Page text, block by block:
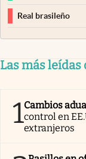
Real brasileño
Las más
1Cambios
control en
extranjeros